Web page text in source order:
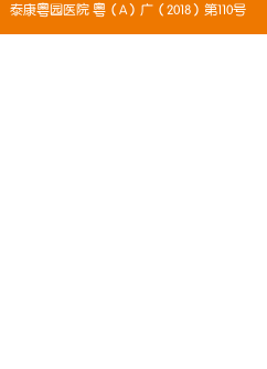
泰康粤园医院 粤（A）广（2018）第110号